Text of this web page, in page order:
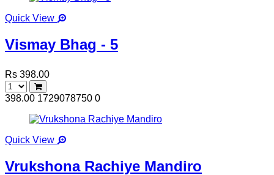
Quick View
Vismay Bhag - 5
Rs 398.00
398.00 1729078750 0
Quick View
Vrukshona Rachiye Mandiro